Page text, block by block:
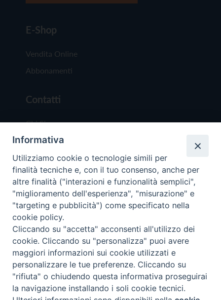
E-Shop
Vendita Online
Abbonamenti
Contatti
Chi Siamo
Redazione
Scrivici
Copyright © 2019 - Tutti i diritti riservati - Vita
Trentina Editrice
Privacy Policy
Torna
Informativa
Utilizziamo cookie o tecnologie simili per
finalità tecniche e, con il tuo consenso, anche per
altre finalità ("interazioni e funzionalità semplici",
"miglioramento dell'esperienza", "misurazione" e
"targeting e pubblicità") come specificato nella
cookie policy.
Cliccando su "accetta" acconsenti all'utilizzo dei
cookie. Cliccando su "personalizza" puoi avere
maggiori informazioni sui cookie utilizzati e
personalizzare le tue preferenze. Cliccando su
"rifiuta" o chiudendo questa informativa proseguirai
la navigazione installando i soli cookie tecnici.